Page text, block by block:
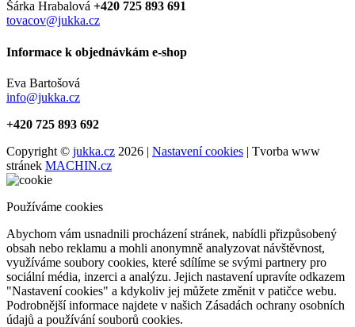
Šárka Hrabalová +420 725 893 691
tovacov@jukka.cz
Informace k objednávkám e-shop
Eva Bartošová
info@jukka.cz
+420 725 893 692
Copyright © jukka.cz 2026 | Nastavení cookies | Tvorba www
stránek MACHIN.cz
Používáme cookies
Abychom vám usnadnili procházení stránek, nabídli přizpůsobený
obsah nebo reklamu a mohli anonymně analyzovat návštěvnost,
využíváme soubory cookies, které sdílíme se svými partnery pro
sociální média, inzerci a analýzu. Jejich nastavení upravíte odkazem
"Nastavení cookies" a kdykoliv jej můžete změnit v patičce webu.
Podrobnější informace najdete v našich Zásadách ochrany osobních
údajů a používání souborů cookies.